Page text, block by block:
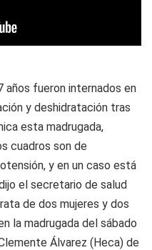
años fueron internados en
y deshidratación tras
esta madrugada,
cuadros son de
y en un caso está
el secretario de salud
de dos mujeres y dos
la madrugada del sábado
Álvarez (Heca) de